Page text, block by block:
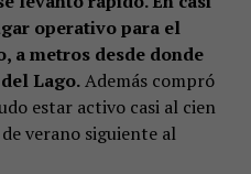
operativo para el
a metros desde donde
Lago.Además compró
estar activo casi al cien
verano siguiente al